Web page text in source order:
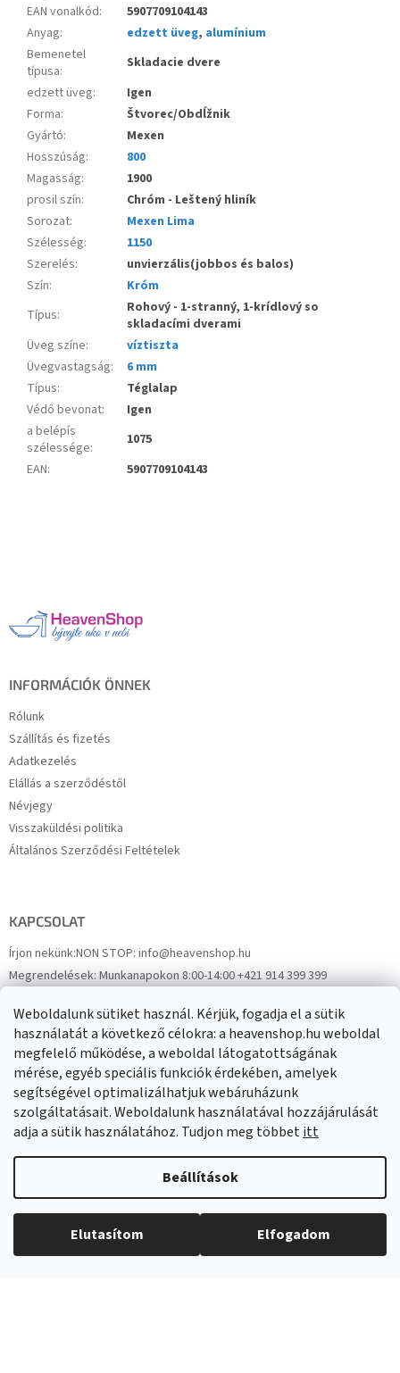
Weboldalunk sütiket használ. Kérjük, fogadja el a sütik
használatát a következő célokra: a heavenshop.hu weboldal
megfelelő működése, a weboldal látogatottságának
mérése, egyéb speciális funkciók érdekében, amelyek
segítségével optimalizálhatjuk webáruházunk
szolgáltatásait. Weboldalunk használatával hozzájárulását
adja a sütik használatához. Tudjon meg többetitt
Beállítások
Elutasítom Elfogadom
EAN vonalkód:
5907709104143
Anyag: edzett üveg, alumínium
Bemenetel
típusa:
Skladacie dvere
edzett üveg:
Igen
Forma:
Štvorec/Obdĺžnik
Gyártó:
Mexen
Hosszúság:
800
Magasság:
1900
prosil szín:
Chróm - Leštený hliník
Sorozat:
Mexen Lima
Szélesség:
1150
Szerelés:
unvierzális(jobbos és balos)
Szín:
Króm
Típus:
Rohový - 1-stranný, 1-krídlový so
skladacími dverami
Üveg színe:
víztiszta
Üvegvastagság:
6 mm
Típus:
Téglalap
Védő bevonat:
Igen
a belépís
szélessége:
1075
EAN: 5907709104143
INFORMÁCIÓK ÖNNEK
Rólunk
Szállítás és fizetés
Adatkezelés
Elállás a szerződéstől
Névjegy
Visszaküldési politika
Általános Szerződési Feltételek
KAPCSOLAT
Írjon nekünk:NON STOP: info@heavenshop.hu
Megrendelések:Munkanapokon 8:00-14:00 +421 914 399 399
FacebookHeavenShop.sk
Eredményeink